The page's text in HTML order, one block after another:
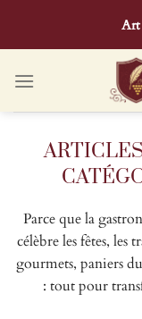
contenu
Art
Parce que la
célèbre les fêtes, les
gourmets, paniers
: tout pour